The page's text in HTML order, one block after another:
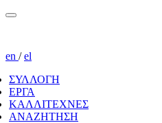
en /el
ΣΥΛΛΟΓΗ
ΕΡΓΑ
ΚΑΛΛΙΤΕΧΝΕΣ
ΑΝΑΖΗΤΗΣΗ